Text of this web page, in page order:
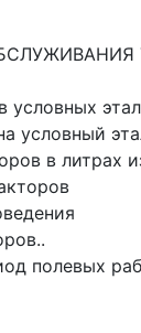
условных
условный
в литрах
полевых